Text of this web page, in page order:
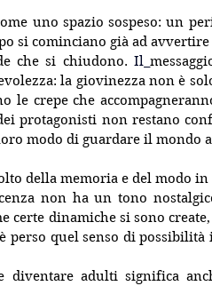
uno spazio sospeso: un
si cominciano già ad
che si chiudono. Il
la giovinezza non è
le crepe che
protagonisti non restano
modo di guardare il mondo
della memoria e del modo
non ha un tono
certe dinamiche si sono
perso quel senso di
diventare adulti significa